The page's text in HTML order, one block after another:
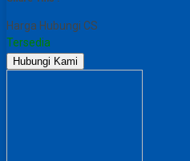
Harga Hubungi CS
Tersedia
Hubungi Kami